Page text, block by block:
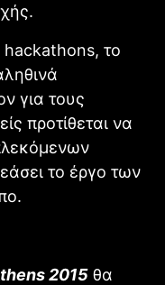
hackathons, το
για τους
προτίθεται να
το έργο των
2015 θα